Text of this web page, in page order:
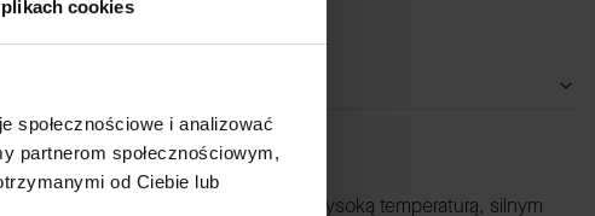
cookies
społecznościowe i analizować
partnerom społecznościowym,
od Ciebie lub
stronie odcieniem oraz fakturą skóry.
materiałów należy chronić przed wysoką temperaturą, silnym